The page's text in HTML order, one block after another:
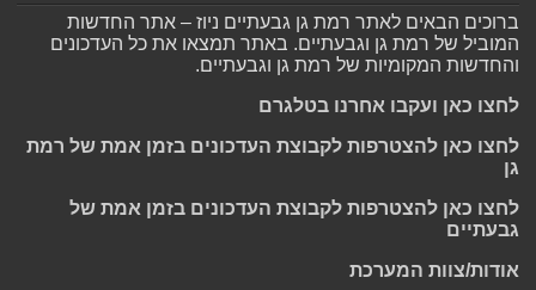
ברוכים הבאים לאתר רמת גן גבעתיים ניוז – אתר החדשות
המוביל של רמת גן וגבעתיים. באתר תמצאו את כל העדכונים
והחדשות המקומיות של רמת גן וגבעתיים.
לחצו כאן ועקבו אחרנו בטלגרם
לחצו כאן להצטרפות לקבוצת העדכונים בזמן אמת של רמת
גן
לחצו כאן להצטרפות לקבוצת העדכונים בזמן אמת של
גבעתיים
אודות/צוות המערכת